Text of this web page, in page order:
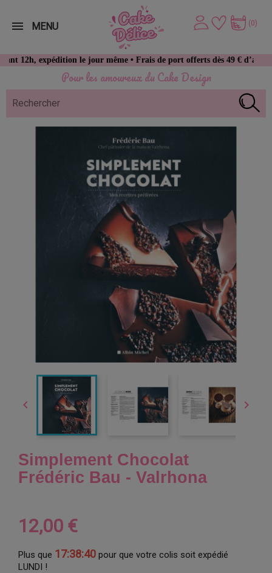
Pour les amoureux du Cake Design
expédition le jour même • Frais de port offerts dès 49 € d’achat
(0)
MENU
 
Simplement Chocolat
Frédéric Bau - Valrhona
12,00 €
Plus que 17:38:39 pour que votre colis soit expédié
LUNDI !